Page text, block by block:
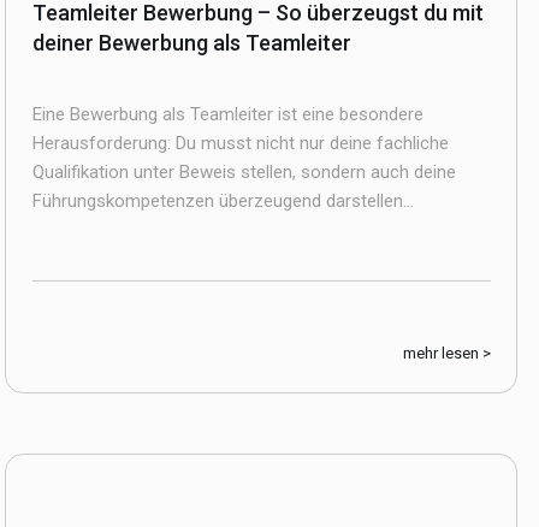
Teamleiter Bewerbung – So überzeugst du mit
deiner Bewerbung als Teamleiter
Eine Bewerbung als Teamleiter ist eine besondere
Herausforderung: Du musst nicht nur deine fachliche
Qualifikation unter Beweis stellen, sondern auch deine
Führungskompetenzen überzeugend darstellen...
mehr lesen >